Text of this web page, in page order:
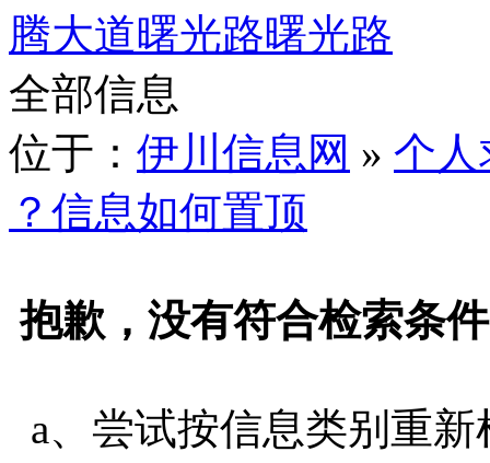
腾大道曙光路曙光路
全部信息
位于： 伊川信息网 » 个人
？信息如何置顶
抱歉，没有符合检索条
a、尝试按信息类别重